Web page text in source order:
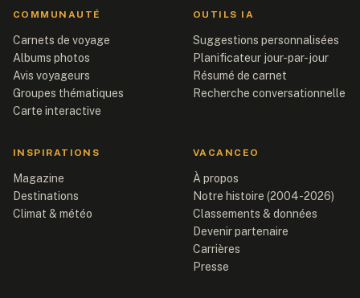
COMMUNAUTÉ
Carnets de voyage
Albums photos
Avis voyageurs
Groupes thématiques
Carte interactive
OUTILS IA
Suggestions personnalisées
Planificateur jour-par-jour
Résumé de carnet
Recherche conversationnelle
INSPIRATIONS
Magazine
Destinations
Climat & météo
VACANCEO
À propos
Notre histoire (2004-2026)
Classements & données
Devenir partenaire
Carrières
Presse